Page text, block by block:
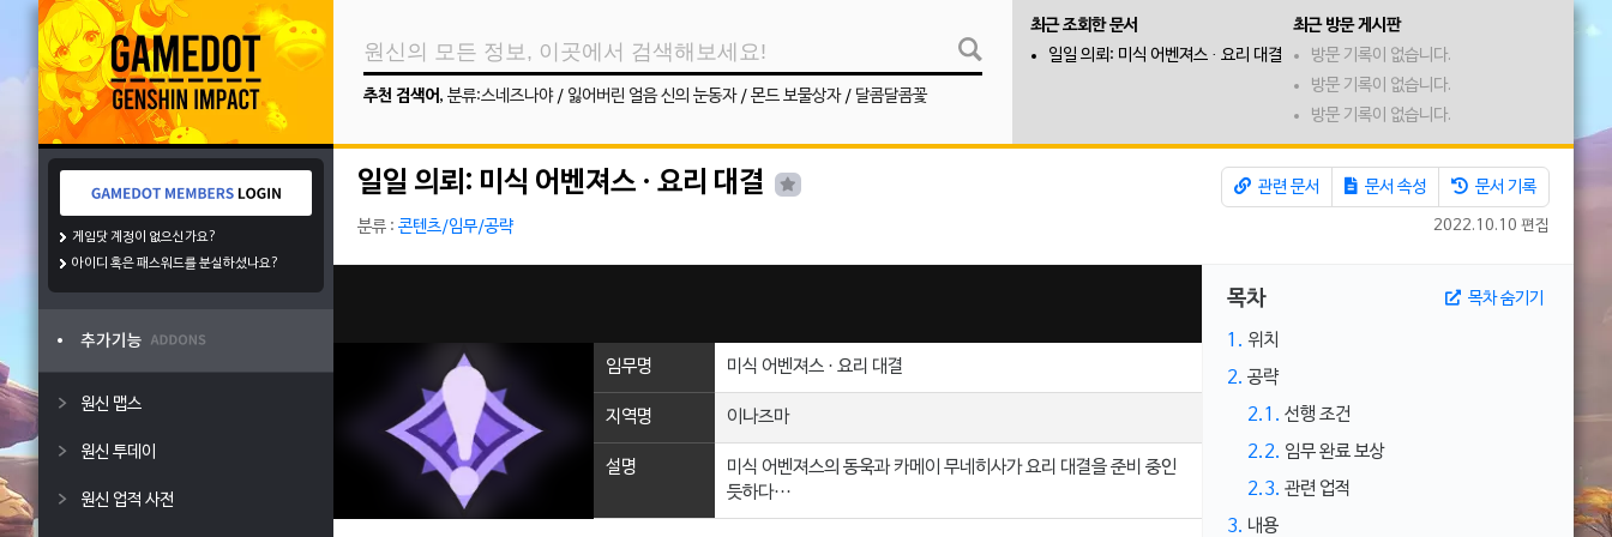
게임닷 계정이 없으신가요?
아이디 혹은 패스워드를 분실하셨나요?
원신 맵스
원신 투데이
원신 업적 사전
추천 검색어 , 분류:스네즈나야/ 잃어버린 얼음 신의 눈동자/ 몬드 보물상자/ 달콤달콤꽃
최근 조회한 문서
일일 의뢰: 미식 어벤져스 · 요리 대결
최근 방문 게시판
방문 기록이 없습니다.
방문 기록이 없습니다.
방문 기록이 없습니다.
일일 의뢰: 미식 어벤져스 · 요리 대결
분류 : 콘텐츠/임무/공략
관련 문서 문서 속성 문서 기록
2022.10.10 편집
임무명 미식 어벤져스 · 요리 대결
지역명 이나즈마
설명
미식 어벤져스의 동욱과 카메이 무네히사가 요리 대결을 준비 중인
듯하다···
목차 숨기기
목차
1. 위치
2. 공략
2.1. 선행 조건
2.2. 임무 완료 보상
2.3. 관련 업적
3. 내용